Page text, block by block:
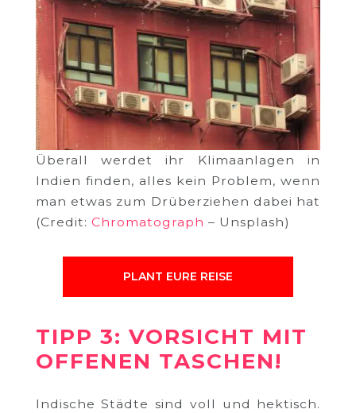
Überall werdet ihr Klimaanlagen in
Indien finden, alles kein Problem, wenn
man etwas zum Drüberziehen dabei hat
(Credit: Chromatograph – Unsplash)
PLANT EURE REISE
TIPP 3: VORSICHT MIT
OFFENEN TASCHEN!
Indische Städte sind voll und hektisch.